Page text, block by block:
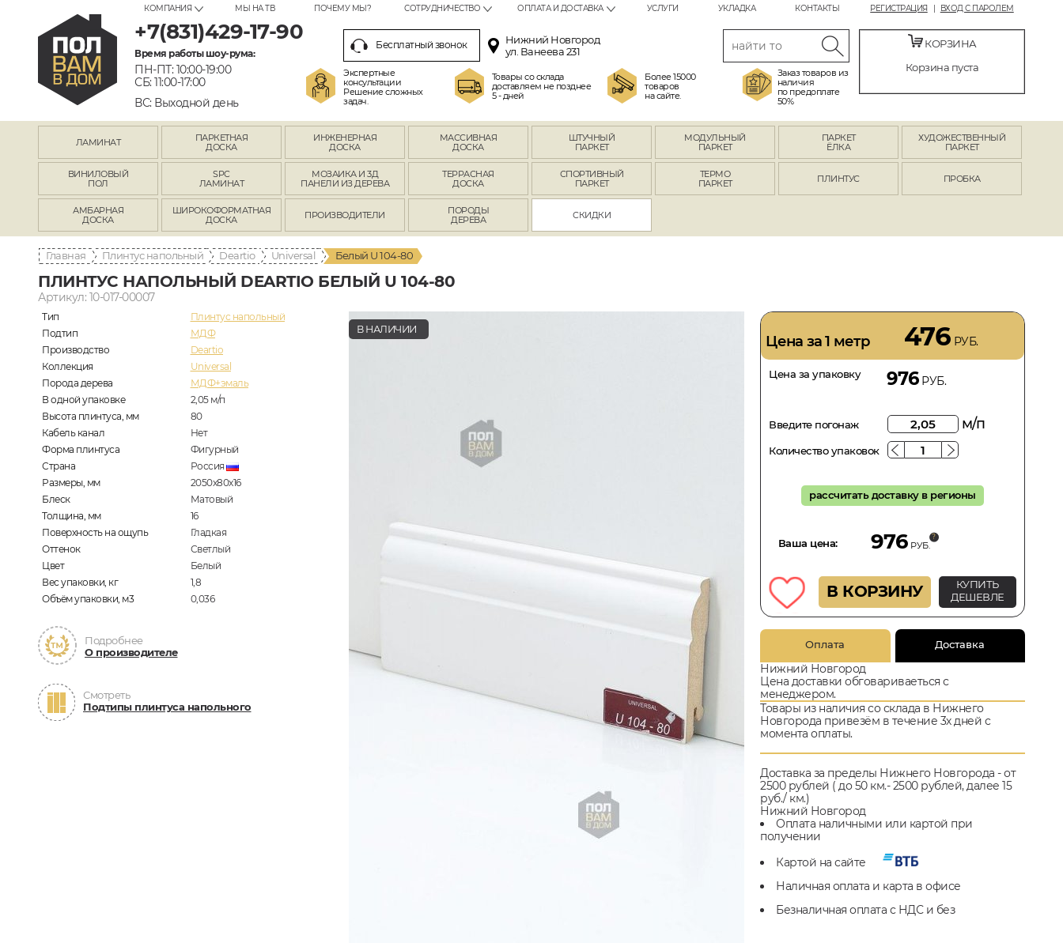
РЕГИСТРАЦИЯ ВХОД С ПАРОЛЕМ
КОМПАНИЯ МЫ НА ТВ ПОЧЕМУ МЫ? СОТРУДНИЧЕСТВО ОПЛАТА И ДОСТАВКА УСЛУГИ УКЛАДКА КОНТАКТЫ
+7(831)429-17-90
Время работы шоу-рума:
ПН-ПТ: 10:00-19:00
СБ: 11:00-17:00
ВС: Выходной день
Бесплатный звонок
Нижний Новгород
ул. Ванеева 231
Экспертные
консультации
Решение сложных
задач.
Товары со склада
доставляем не позднее
5 - дней
Более 15000
товаров
на сайте.
Заказ товаров из
наличия
по предоплате
50%
КОРЗИНА
Корзина пуста
ЛАМИНАТ
ПАРКЕТНАЯ
ДОСКА
ИНЖЕНЕРНАЯ
ДОСКА
МАССИВНАЯ
ДОСКА
ШТУЧНЫЙ
ПАРКЕТ
МОДУЛЬНЫЙ
ПАРКЕТ
ПАРКЕТ
ЁЛКА
ХУДОЖЕСТВЕННЫЙ
ПАРКЕТ
ВИНИЛОВЫЙ
ПОЛ
SPC
ЛАМИНАТ
МОЗАИКА И 3Д
ПАНЕЛИ ИЗ ДЕРЕВА
ТЕРРАСНАЯ
ДОСКА
СПОРТИВНЫЙ
ПАРКЕТ
ТЕРМО
ПАРКЕТ
ПЛИНТУС ПРОБКА
АМБАРНАЯ
ДОСКА
ШИРОКОФОРМАТНАЯ
ДОСКА
ПРОИЗВОДИТЕЛИ
ПОРОДЫ
ДЕРЕВА
СКИДКИ
Главная Плинтус напольный Deartio Universal Белый U 104-80
ПЛИНТУС НАПОЛЬНЫЙ DEARTIO БЕЛЫЙ U 104-80
Артикул: 10-017-00007
Тип
Плинтус напольный
Подтип
МДФ
Производство
Deartio
Коллекция
Universal
Порода дерева
МДФ+эмаль
В одной упаковке
2,05 м/п
Высота плинтуса, мм
80
Кабель канал
Нет
Форма плинтуса
Фигурный
Страна
Россия
Размеры, мм
2050x80x16
Блеск
Матовый
Толщина, мм
16
Поверхность на ощупь
Гладкая
Оттенок
Светлый
Цвет
Белый
Вес упаковки, кг
1,8
Объём упаковки, м3
0,036
Подробнее
О производителе
Смотреть
Подтипы плинтуса напольного
В НАЛИЧИИ
Цена за 1 метр 476 РУБ.
Цена за упаковку 976РУБ.
Введите погонаж м/п
Количество упаковок
рассчитать доставку в регионы
Ваша цена: 976 РУБ.
В КОРЗИНУ
КУПИТЬ
ДЕШЕВЛЕ
Оплата Доставка
Нижний Новгород
Цена доставки обговариваеться с
менеджером.
Товары из наличия со склада в Нижнего
Новгорода привезём в течение 3х дней с
момента оплаты.
Доставка за пределы Нижнего Новгорода - от
2500 рублей ( до 50 км.- 2500 рублей, далее 15
руб./ км.)
Нижний Новгород
Оплата наличными или картой при
получении
Картой на сайте
Наличная оплата и карта в офисе
Безналичная оплата с НДС и без